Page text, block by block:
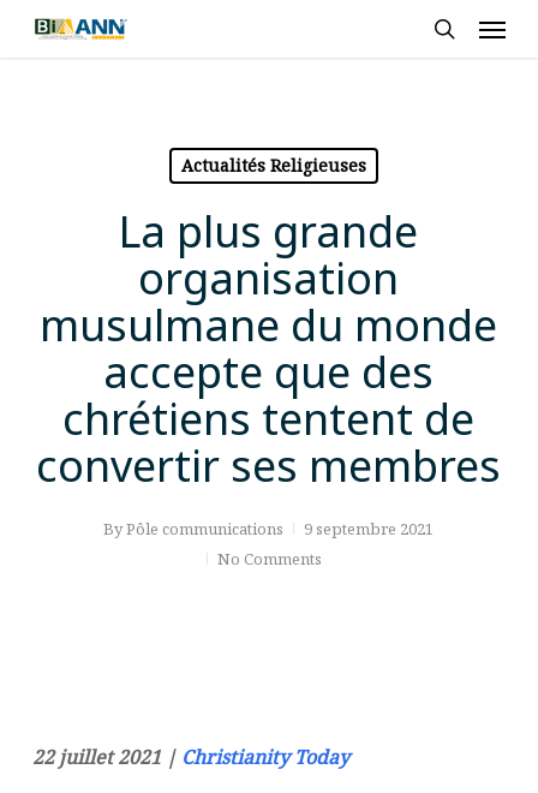
Skip
Actualités Religieuses
La plus grande
organisation
musulmane du monde
accepte que des
chrétiens tentent de
convertir ses membres
ByPôle communications
9 septembre 2021
No Comments
22 juillet 2021 | Christianity Today